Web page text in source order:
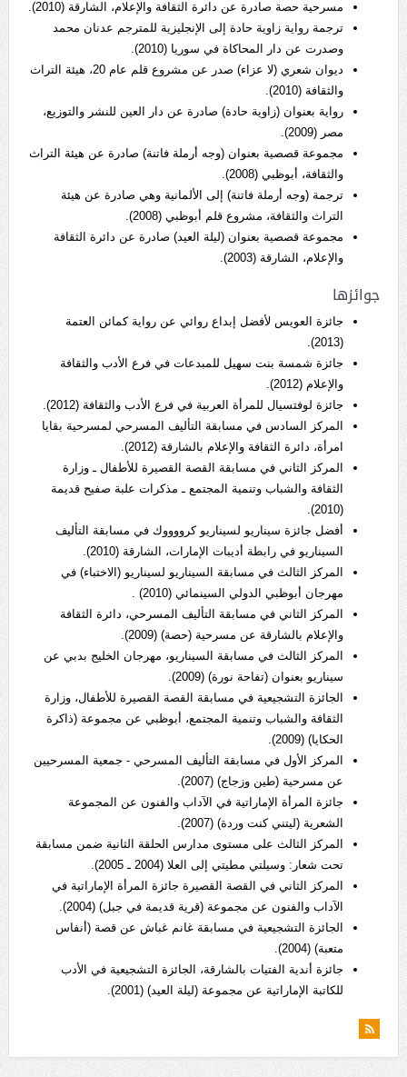
مسرحية حصة صادرة عن دائرة الثقافة والإعلام، الشارقة (2010).
ترجمة رواية زاوية حادة إلى الإنجليزية للمترجم عدنان محمد
وصدرت عن دار المحاكاة في سوريا (2010).
ديوان شعري (لا عزاء) صدر عن مشروع قلم عام 20، هيئة التراث
والثقافة (2010).
رواية بعنوان (زاوية حادة) صادرة عن دار العين للنشر والتوزيع،
مصر (2009).
مجموعة قصصية بعنوان (وجه أرملة فاتنة) صادرة عن هيئة التراث
والثقافة، أبوظبي (2008).
ترجمة (وجه أرملة فاتنة) إلى الألمانية وهي صادرة عن هيئة
التراث والثقافة، مشروع قلم أبوظبي (2008).
مجموعة قصصية بعنوان (ليلة العيد) صادرة عن دائرة الثقافة
والإعلام، الشارقة (2003).
جوائزها
جائزة العويس لأفضل إبداع روائي عن رواية كمائن العتمة
(2013).
جائزة شمسة بنت سهيل للمبدعات في فرع الأدب والثقافة
والإعلام (2012).
جائزة لوفتسيال للمرأة العربية في فرع الأدب والثقافة (2012).
المركز السادس في مسابقة التأليف المسرحي لمسرحية بقايا
امرأة، دائرة الثقافة والإعلام بالشارقة (2012).
المركز الثاني في مسابقة القصة القصيرة للأطفال ـ وزارة
الثقافة والشباب وتنمية المجتمع ـ مذكرات علبة صفيح قديمة
(2010).
أفضل جائزة سيناريو لسيناريو كرووووك في مسابقة التأليف
السيناريو في رابطة أديبات الإمارات، الشارقة (2010).
المركز الثالث في مسابقة السيناريو لسيناريو (الاختباء) في
مهرجان أبوظبي الدولي السينمائي (2010) .
المركز الثاني في مسابقة التأليف المسرحي، دائرة الثقافة
والإعلام بالشارقة عن مسرحية (حصة) (2009).
المركز الثالث في مسابقة السيناريو، مهرجان الخليج بدبي عن
سيناريو بعنوان (تفاحة نورة) (2009).
الجائزة التشجيعية في مسابقة القصة القصيرة للأطفال، وزارة
الثقافة والشباب وتنمية المجتمع، أبوظبي عن مجموعة (ذاكرة
الحكايا) (2009).
المركز الأول في مسابقة التأليف المسرحي - جمعية المسرحيين
عن مسرحية (طين وزجاج) (2007).
جائزة المرأة الإماراتية في الآداب والفنون عن المجموعة
الشعرية (ليتني كنت وردة) (2007).
المركز الثالث على مستوى مدارس الحلقة الثانية ضمن مسابقة
تحت شعار: وسيلتي مطيتي إلى العلا (2004 ـ 2005).
المركز الثاني في القصة القصيرة جائزة المرأة الإماراتية في
الآداب والفنون عن مجموعة (قرية قديمة في جبل) (2004).
الجائزة التشجيعية في مسابقة غانم غباش عن قصة (أنفاس
متعبة) (2004).
جائزة أندية الفتيات بالشارقة، الجائزة التشجيعية في الأدب
للكاتبة الإماراتية عن مجموعة (ليلة العيد) (2001).